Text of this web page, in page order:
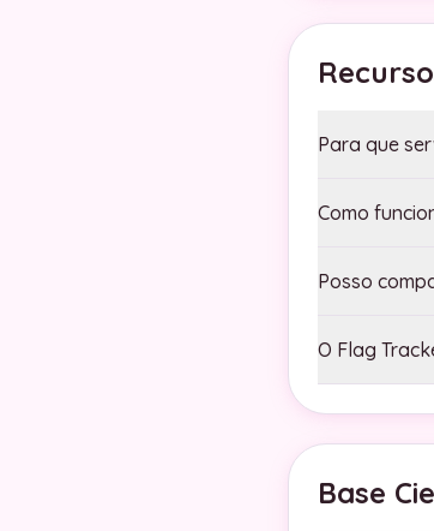
Para que
Como
Posso
O Flag
Base